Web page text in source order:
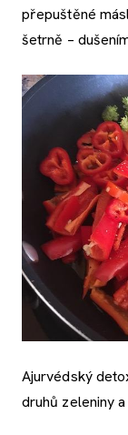
přepuštěné
šetrně –
Ajurvédský
druhů zeleniny